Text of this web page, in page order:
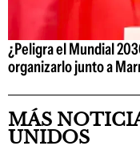
¿Peligra el Mundial
organizarlo junto a
MÁS
UNIDOS